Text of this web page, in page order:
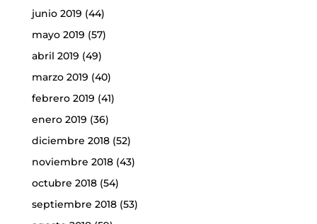
junio 2019 (44)
mayo 2019 (57)
abril 2019 (49)
marzo 2019 (40)
febrero 2019 (41)
enero 2019 (36)
diciembre 2018(52)
noviembre 2018(43)
octubre 2018(54)
septiembre 2018(53)